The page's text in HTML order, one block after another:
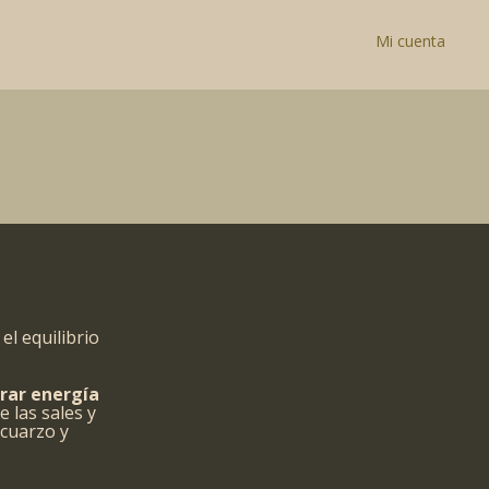
Mi cuenta
equilibrio
energía
las sales y
y